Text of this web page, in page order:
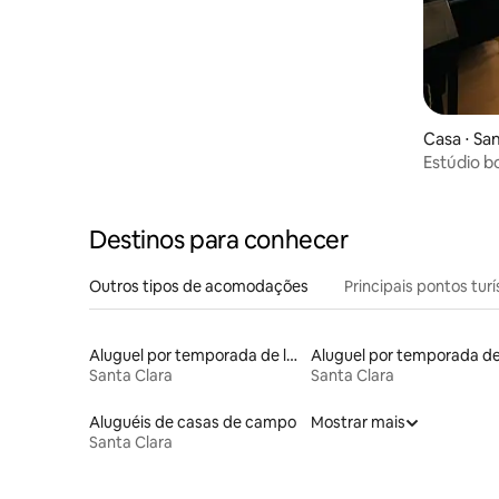
Casa ⋅
Estúdio
Destinos para conhecer
Outros tipos de acomodações Principais pontos
Aluguel por temporada de lofts
Santa Clara
Santa Clara
Aluguéis de casas de campo
Santa Clara
Mostrar mais